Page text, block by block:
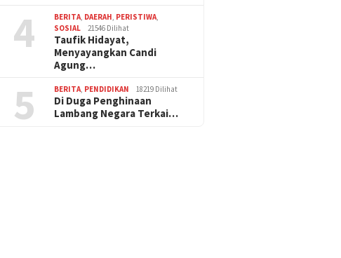
4 BERITA, DAERAH, PERISTIWA,
SOSIAL
21546 Dilihat
Taufik Hidayat,
Menyayangkan Candi
Agung…
5 BERITA, PENDIDIKAN 18219 Dilihat
Di Duga Penghinaan
Lambang Negara Terkai…